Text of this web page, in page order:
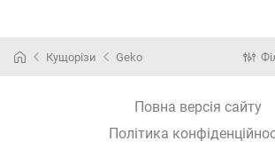
Кущорізи Geko
Повна версія сайту
Політика